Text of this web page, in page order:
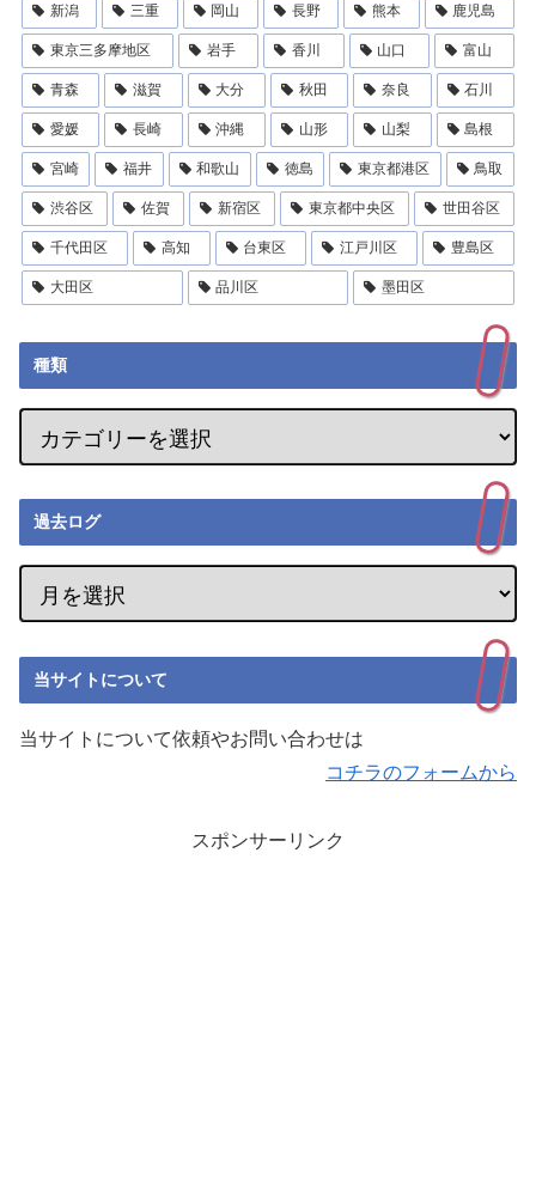
新潟 三重 岡山 長野 熊本 鹿児島
東京三多摩地区 岩手 香川 山口 富山
青森 滋賀 大分 秋田 奈良 石川
愛媛 長崎 沖縄 山形 山梨 島根
宮崎 福井 和歌山 徳島 東京都港区 鳥取
渋谷区 佐賀 新宿区 東京都中央区 世田谷区
千代田区 高知 台東区 江戸川区 豊島区
大田区 品川区 墨田区
種類
過去ログ
当サイトについて
当サイトについて依頼やお問い合わせは
コチラのフォームから
スポンサーリンク